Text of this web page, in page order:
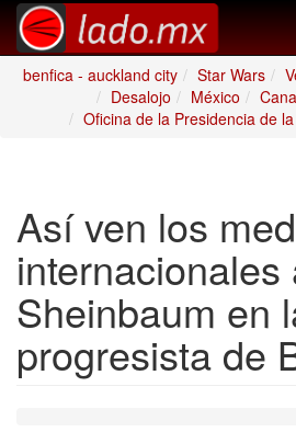
benfica - auckland city
Star Wars
Desalojo
México
Oficina de la Presidencia de
Así ven los
internacionales
Sheinbaum en
progresista de